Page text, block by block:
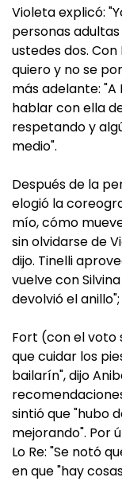
Violeta explicó:
personas
ustedes dos.
quiero y no se
más adelante:
hablar con ella
respetando y
medio".
Después de la
elogió la
mío, cómo
sin olvidarse de
dijo. Tinelli
vuelve con
devolvió el
Fort (con el voto
que cuidar los
bailarín", dijo
sintió que "hubo
mejorando". Por
Lo Re: "Se notó
en que "hay